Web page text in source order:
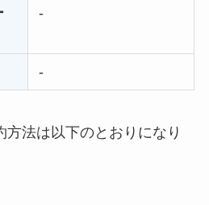
-
-
方法は以下のとおりになり